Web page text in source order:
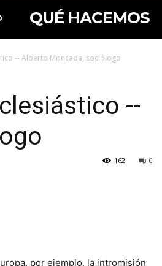
QUÉ HACEMOS
-- Alberto Moncada, sociólogo
--
0
162
por ejemplo, la intromisión